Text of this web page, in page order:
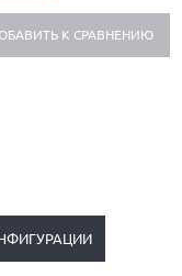
К СРАВНЕНИЮ